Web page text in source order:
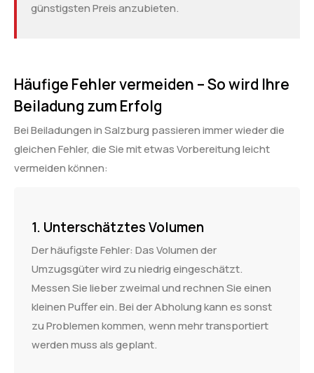
günstigsten Preis anzubieten.
Häufige Fehler vermeiden – So wird Ihre
Beiladung zum Erfolg
Bei Beiladungen in Salzburg passieren immer wieder die
gleichen Fehler, die Sie mit etwas Vorbereitung leicht
vermeiden können:
1. Unterschätztes Volumen
Der häufigste Fehler: Das Volumen der
Umzugsgüter wird zu niedrig eingeschätzt.
Messen Sie lieber zweimal und rechnen Sie einen
kleinen Puffer ein. Bei der Abholung kann es sonst
zu Problemen kommen, wenn mehr transportiert
werden muss als geplant.